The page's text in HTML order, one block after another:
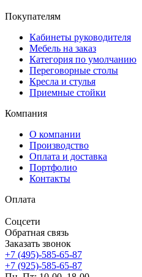
Покупателям
Кабинеты руководителя
Мебель на заказ
Категория по умолчанию
Переговорные столы
Кресла и стулья
Приемные стойки
Компания
О компании
Производство
Оплата и доставка
Портфолио
Контакты
Оплата
Соцсети
Обратная связь
Заказать звонок
+7 (495)-585-65-87
+7 (925)-585-65-87